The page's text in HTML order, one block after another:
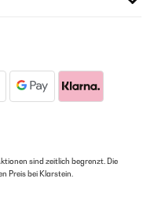
sind zeitlich begrenzt. Die
Preis bei Klarstein.